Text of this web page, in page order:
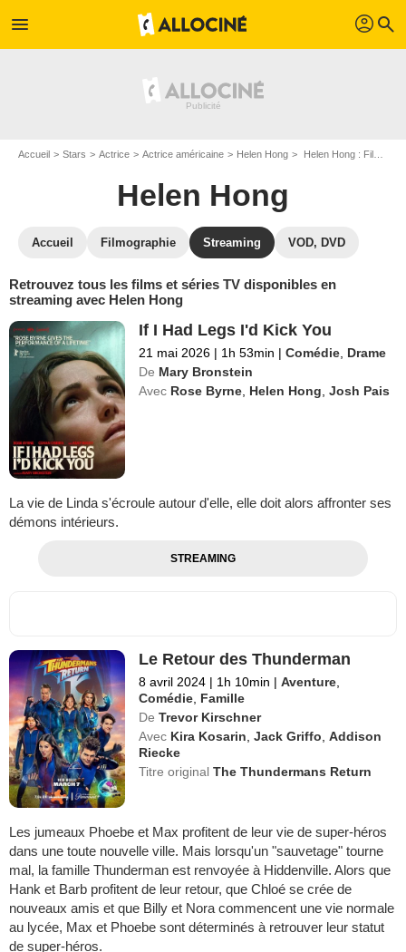
menu profil search
Accueil Stars Actrice Actrice américaine Helen Hong Helen Hong : Films et séries online
Helen Hong
Accueil Filmographie Streaming VOD, DVD
Retrouvez tous les films et séries TV disponibles en
streaming avec Helen Hong
If I Had Legs I'd Kick You
21 mai 2026 | 1h 53min | Comédie Drame
De Mary Bronstein
Avec Rose Byrne Helen Hong ,Josh Pais
La vie de Linda s'écroule autour d'elle, elle doit alors affronter ses
démons intérieurs.
STREAMING
Le Retour des Thunderman
8 avril 2024 | 1h 10min | Aventure
Comédie Famille
De Trevor Kirschner
Avec Kira Kosarin ,Jack Griffo ,Addison
Riecke
Titre originalThe Thundermans Return
Les jumeaux Phoebe et Max profitent de leur vie de super-héros
dans une toute nouvelle ville. Mais lorsqu'un "sauvetage" tourne
mal, la famille Thunderman est renvoyée à Hiddenville. Alors que
Hank et Barb profitent de leur retour, que Chloé se crée de
nouveaux amis et que Billy et Nora commencent une vie normale
au lycée, Max et Phoebe sont déterminés à retrouver leur statut
de super-héros.